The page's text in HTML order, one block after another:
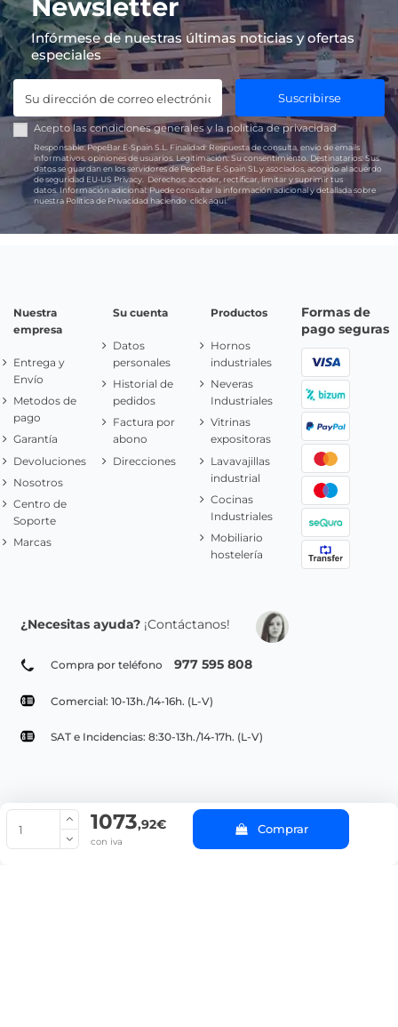
1073,92€
con iva
Comprar
Newsletter
Infórmese de nuestras últimas noticias y ofertas
especiales
Suscribirse
Acepto las condiciones generales y lapolítica de privacidad
Responsable:PepeBar E-Spain S.L. Finalidad: Respuesta de consulta, envío de emails
informativos, opiniones de usuarios. Legitimación: Su consentimiento. Destinatarios: Sus
datos se guardan en los servidores de PepeBar E-Spain SL y asociados, acogido al acuerdo
de seguridad EU-US Privacy.
Derechos: acceder, rectificar, limitar y suprimir tus
datos. Información adicional:Puede consultar la información adicional y detallada sobre
nuestra Política de Privacidad haciendoclick aquí.
Nuestra
empresa
Entrega y
Envío
Metodos de
pago
Garantía
Devoluciones
Nosotros
Centro de
Soporte
Marcas
Su cuenta
Datos
personales
Historial de
pedidos
Factura por
abono
Direcciones
Productos
Hornos
industriales
Neveras
Industriales
Vitrinas
expositoras
Lavavajillas
industrial
Cocinas
Industriales
Mobiliario
hostelería
Formas de
pago seguras
¿Necesitas ayuda? ¡Contáctanos!
Compra por teléfono 977 595 808
Comercial: 10-13h./14-16h. (L-V)
SAT e Incidencias: 8:30-13h./14-17h. (L-V)
© Copyright 2022 PepeBar.com | Política de cookies |
Aviso legal y
Condiciones generales de compra |